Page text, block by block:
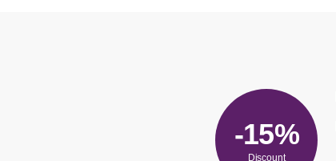
-15%
Discount